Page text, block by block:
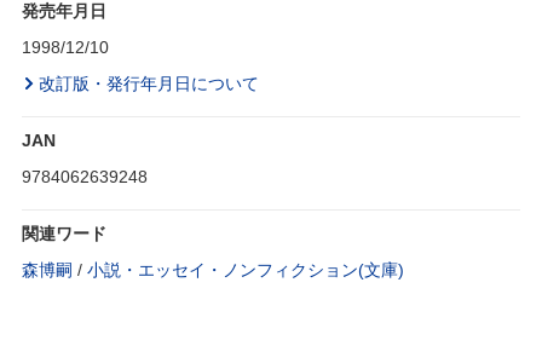
発売年月日
1998/12/10
改訂版・発行年月日について
JAN
9784062639248
関連ワード
森博嗣 / 小説・エッセイ・ノンフィクション(文庫)